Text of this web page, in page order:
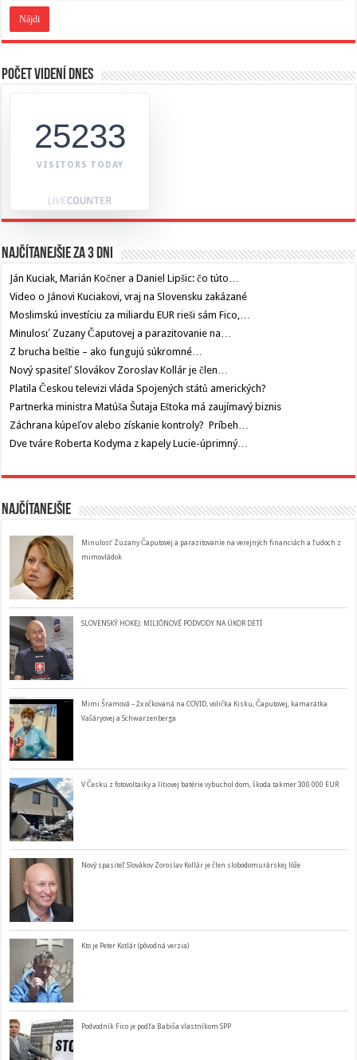
Počet videní dnes
25233
VISITORS TODAY
Najčítanejšie za 3 dni
Ján Kuciak, Marián Kočner a Daniel Lipšic: čo túto…
Video o Jánovi Kuciakovi, vraj na Slovensku zakázané
Moslimskú investíciu za miliardu EUR rieši sám Fico,…
Minulosť Zuzany Čaputovej a parazitovanie na…
Z brucha beštie – ako fungujú súkromné…
Nový spasiteľ Slovákov Zoroslav Kollár je člen…
Platila Českou televizi vláda Spojených států amerických?
Partnerka ministra Matúša Šutaja Eštoka má zaujímavý biznis
Záchrana kúpeľov alebo získanie kontroly? Príbeh…
Dve tváre Roberta Kodyma z kapely Lucie-úprimný…
Najčítanejšie
Minulosť Zuzany Čaputovej a parazitovanie na verejných financiách a ľudoch z
mimovládok
SLOVENSKÝ HOKEJ: MILIÓNOVÉ PODVODY NA ÚKOR DETÍ
Mimi Šramová – 2x očkovaná na COVID, volička Kisku, Čaputovej, kamarátka
Vašáryovej a Schwarzenberga
V Česku z fotovoltaiky a lítiovej batérie vybuchol dom, škoda takmer 300 000 EUR
Nový spasiteľ Slovákov Zoroslav Kollár je člen slobodomurárskej lóže
Kto je Peter Kotlár (pôvodná verzia)
Podvodník Fico je podľa Babiša vlastníkom SPP